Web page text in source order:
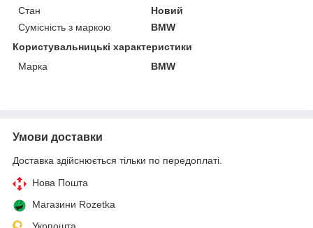
Стан
Новий
Сумісність з маркою
BMW
Користувальницькі характеристики
Марка
BMW
Умови доставки
Доставка здійснюється тільки по передоплаті.
Нова Пошта
Магазини Rozetka
Укрпошта